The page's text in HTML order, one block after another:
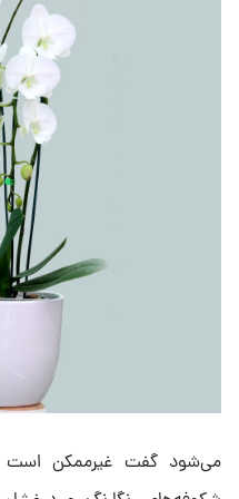
می‌شود گفت غیرممکن است